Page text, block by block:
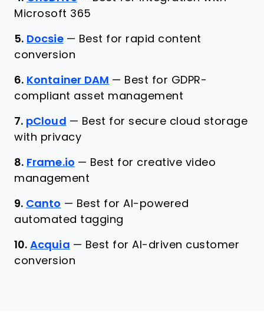
Microsoft 365
5. Docsie — Best for rapid content
conversion
6. Kontainer DAM — Best for GDPR-
compliant asset management
7. pCloud — Best for secure cloud storage
with privacy
8. Frame.io — Best for creative video
management
9. Canto — Best for AI-powered
automated tagging
10. Acquia — Best for AI-driven customer
conversion